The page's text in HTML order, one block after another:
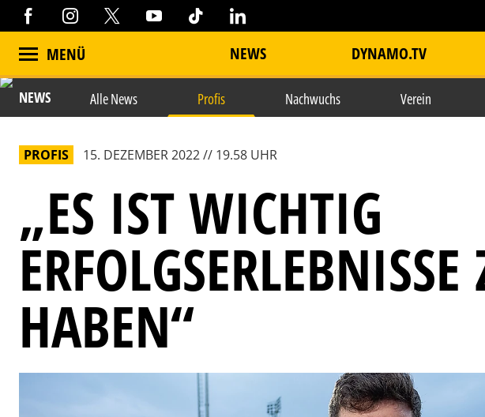
MENÜ NEWS DYNAMO.TV
NEWS Alle News Profis Nachwuchs Verein
PROFIS 15. DEZEMBER 2022 // 19.58 UHR
„ES IST WICHTIG
ERFOLGSERLEBNISSE
HABEN“